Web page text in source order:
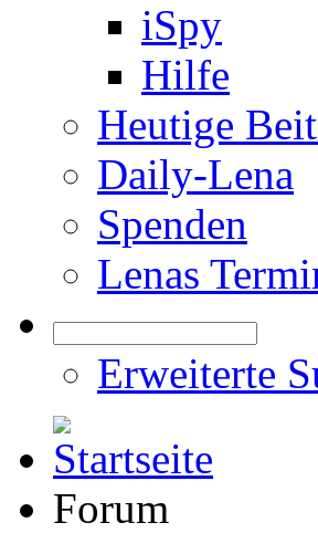
iSpy
Hilfe
Heutige
Daily-Lena
Spenden
Lenas
Erweiterte
Forum